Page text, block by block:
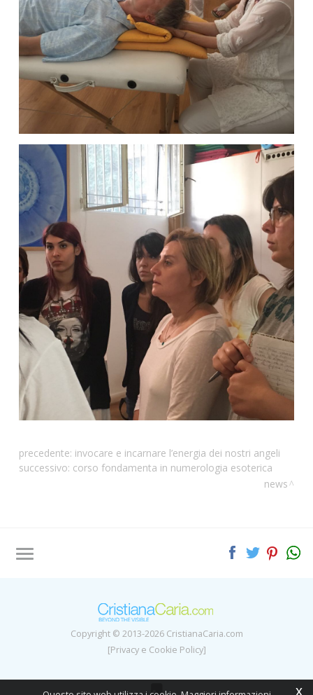
precedente: invocare e incarnare l’energia dei nostri angeli
successivo: corso fondamenta in numerologia esoterica
news
Copyright © 2013-2026 CristianaCaria.com
[Privacy e Cookie Policy]
x